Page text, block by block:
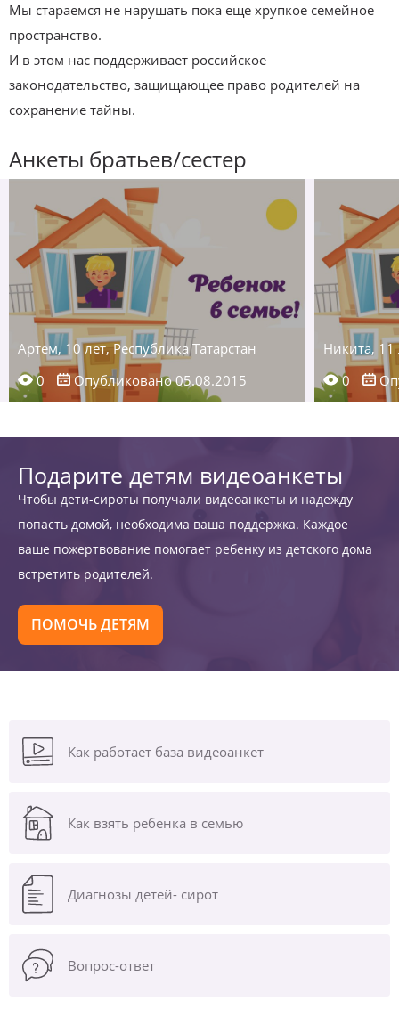
Мы стараемся не нарушать пока еще хрупкое семейное
пространство.
И в этом нас поддерживает российское
законодательство, защищающее право родителей на
сохранение тайны.
Анкеты братьев/сестер
Артем, 10 лет, Республика Татарстан
0
Опубликовано 05.08.2015
Никита, 11
0
Подарите детям видеоанкеты
Чтобы дети-сироты получали видеоанкеты и надежду
попасть домой, необходима ваша поддержка. Каждое
ваше пожертвование помогает ребенку из детского дома
встретить родителей.
ПОМОЧЬ ДЕТЯМ
Как работает база видеоанкет
Как взять ребенка в семью
Диагнозы детей- сирот
Вопрос-ответ